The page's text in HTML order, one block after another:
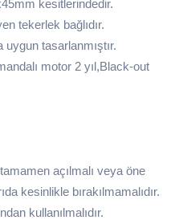
kesitlerindedir.
tekerlek bağlıdır.
tasarlanmıştır.
motor 2 yıl,Black-out
açılmalı veya öne
kesinlikle bırakılmamalıdır.
kullanılmalıdır.